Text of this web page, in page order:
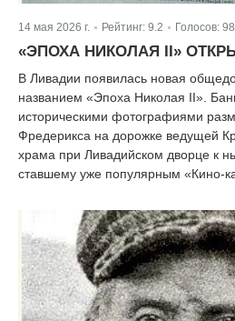
14 мая 2026 г. Рейтинг: 9.2 Голосов: 98
«ЭПОХА НИКОЛАЯ II»
В Ливадии появилась новая
названием «Эпоха Николая II».
историческими фотографиями
Фредерикса на дорожке ведущей
храма при Ливадийском дворце к
ставшему уже популярным «Кино-